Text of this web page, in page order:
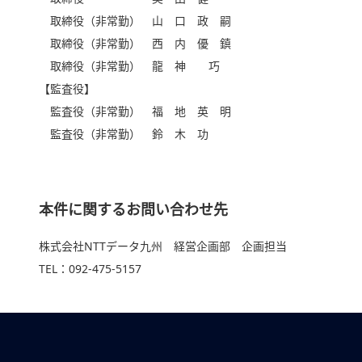
取締役（非常勤） 山 口 政 嗣
取締役（非常勤） 西 内 優 鎮
取締役（非常勤） 龍 神 巧
【監査役】
監査役（非常勤） 福 地 英 明
監査役（非常勤） 鈴 木 功
本件に関するお問い合わせ先
株式会社NTTデータ九州 経営企画部 企画担当
TEL：092-475-5157